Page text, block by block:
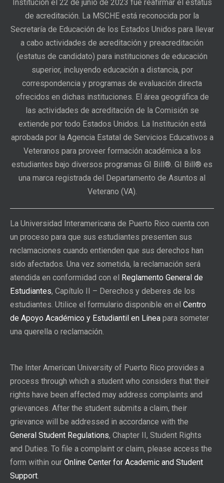
Institución el 22 de junio de 2023 fue reafirmar el estatus
de acreditación. La MSCHE está reconocida por la
Secretaría de Educación de los Estados Unidos para llevar
a cabo actividades de acreditación y preacreditación
(estatus de candidato) para instituciones de educación
superior, incluyendo educación a distancia, por
correspondencia y programas de evaluación directa
ofrecidos en dichas instituciones. El área geográfica de
las actividades de acreditación de la Comisión se
extiende por todo Estados Unidos. La Institución está
aprobada por la Agencia Estatal de Servicios Educativos a
Veteranos para proveer formación académica a los
estudiantes bajo diversos programas GI Bill®. GI Bill® es
una marca registrada del Departamento de Asuntos al
Veterano (VA).
La Universidad Interamericana de Puerto Rico cuenta con
un proceso para que sus estudiantes presenten sus
reclamaciones cuando entienden que sus derechos han
sido afectados. Una vez sometida, la reclamación será
atendida en conformidad con el
Reglamento General de
Estudiantes, Capítulo II – Derechos y deberes de los
estudiantes. Utilice el formulario disponible en el Centro
de Apoyo Académico y Estudiantil en Línea para someter
una querella o reclamación.
The Inter American University of Puerto Rico provides a
process through which a student who considers that their
rights have been affected may address complaints and
grievances. After the student submits a claim, their
grievance will be addressed in accordance with the
General Student Regulations, Chapter II, Student Rights
and Duties. To file a complaint or claim, please access the
form within our Online Center for Academic and Student
Support.